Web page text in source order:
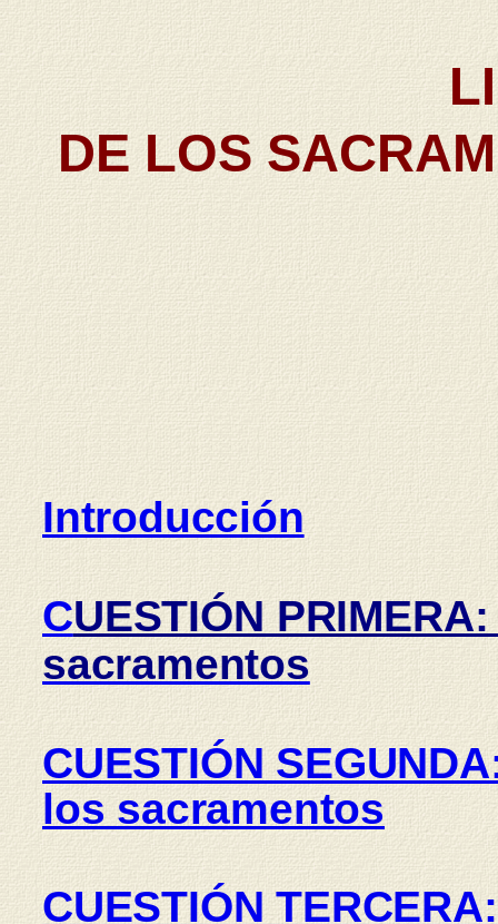
DE LOS
Introducción
CUESTIÓN
sacramentos
CUESTIÓN
los sacramentos
CUESTIÓN